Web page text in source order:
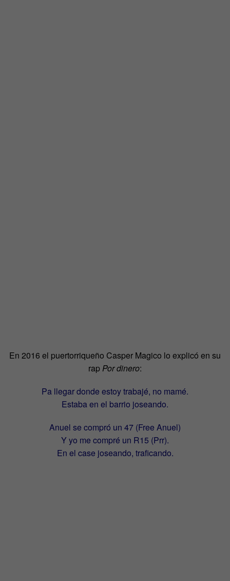
En 2016 el puertorriqueño Casper Magico lo explicó en su
rapPor dinero:
Pa llegar donde estoy trabajé, no mamé.
Estaba en el barrio joseando.
Anuel se compró un 47 (Free Anuel)
Y yo me compré un R15 (Prr).
En el case joseando, traficando.